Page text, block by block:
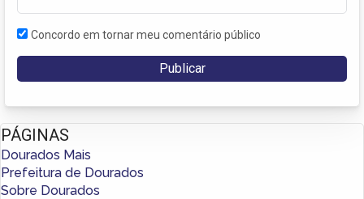
Concordo em tornar meu comentário público
PÁGINAS
Dourados Mais
Prefeitura de Dourados
Sobre Dourados